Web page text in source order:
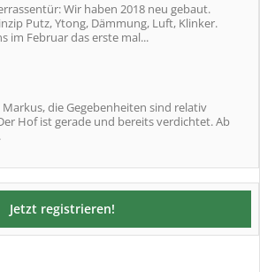
Wir haben 2018 neu gebaut.
Putz, Ytong, Dämmung, Luft, Klinker.
im Februar das erste mal...
die Gegebenheiten sind relativ
Hof ist gerade und bereits verdichtet. Ab
Jetzt registrieren!